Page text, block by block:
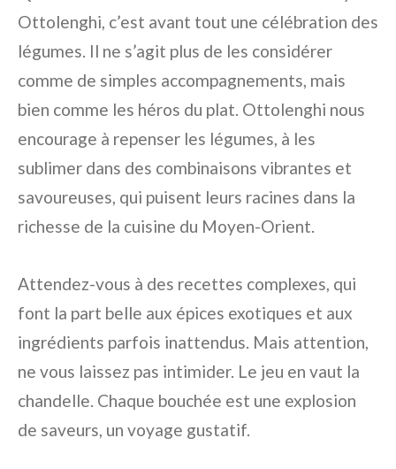
Ottolenghi, c’est avant tout une célébration des
légumes. Il ne s’agit plus de les considérer
comme de simples accompagnements, mais
bien comme les héros du plat. Ottolenghi nous
encourage à repenser les légumes, à les
sublimer dans des combinaisons vibrantes et
savoureuses, qui puisent leurs racines dans la
richesse de la cuisine du Moyen-Orient.
Attendez-vous à des recettes complexes, qui
font la part belle aux épices exotiques et aux
ingrédients parfois inattendus. Mais attention,
ne vous laissez pas intimider. Le jeu en vaut la
chandelle. Chaque bouchée est une explosion
de saveurs, un voyage gustatif.